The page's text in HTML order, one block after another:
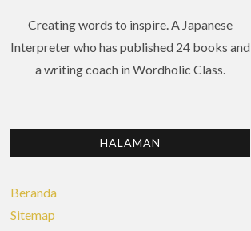
Creating words to inspire. A Japanese
Interpreter who has published 24 books and
a writing coach in Wordholic Class.
HALAMAN
Beranda
Sitemap